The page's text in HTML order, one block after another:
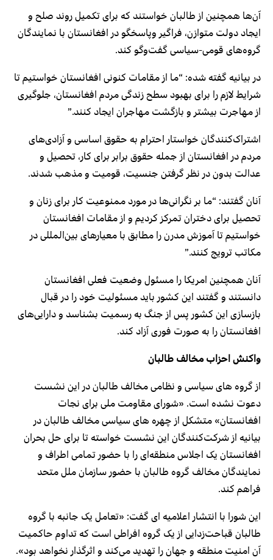
آن‌ها همچنین از طالبان خواستند که برای تکمیل روند صلح و
ایجاد دولت متوازن، فراگیر وپاسخگو در افغانستان با نمایندگان
گروه‌های قومی-سیاسی گفت‌وگو کند.
در بیانیه گفته شده: “ما از مقامات کنونی افغانستان خواستیم تا
شرایط لازم را برای بهبود سطح زندگی مردم افغانستان، جلوگیری
از مهاجرت بیشتر و بازگشت مهاجران ایجاد کنند.”
اشتراک‌کنندگان خواستار احترام به حقوق اساسی و آزادی‌های
مردم در افغانستان از جمله حقوق برابر برای کار، تحصیل و
عدالت بدون در نظر گرفتن جنسیت، قومیت و مذهب شدند.
آنان گفتند: “ما بر نگرانی‌ها در مورد ممنوعیت کار برای زنان و
تحصیل برای دختران تمرکز کردیم و از مقامات افغانستان
خواستیم تا آموزش مدرن را مطابق با معیارهای بین‌المللی در
مکاتب ترویج کنند.”
آنان همچنین امریکا را مسئول وضعیت فعلی افغانستان
دانستند و گفتند این کشور باید مسئولیت خود را در قبال
بازسازی این کشور پس از جنگ به رسمیت بشناسد و دارایی‌های
افغانستان را به صورت فوری آزاد کند.
واکنش احزاب مخالف طالبان
از گروه های سیاسی و نظامی مخالف طالبان در این نشست
دعوت نشده است. «شورای مقاومت ملی برای نجات
افغانستان» متشکل از چهره های سیاسی مخالف طالبان در
بیانیه از شرکت‌کنندگان این نشست خواسته تا برای حل بحران
افغانستان یک اجلاس منطقه‌ای را با حضور تمامی اطراف و
نمایندگان مخالف گروه طالبان با حضور سازمان ملل متحد
فراهم کند.
این شورا با انتشار اعلامیه ای گفت: «تعامل یک جانبه با گروه
طالبان قباحت‌زدایی از یک گروه افراطی است که تداوم حاکمیت
آن امنیت منطقه و جهان را تهدید می‌کند و اثرگذار نخواهد بود».